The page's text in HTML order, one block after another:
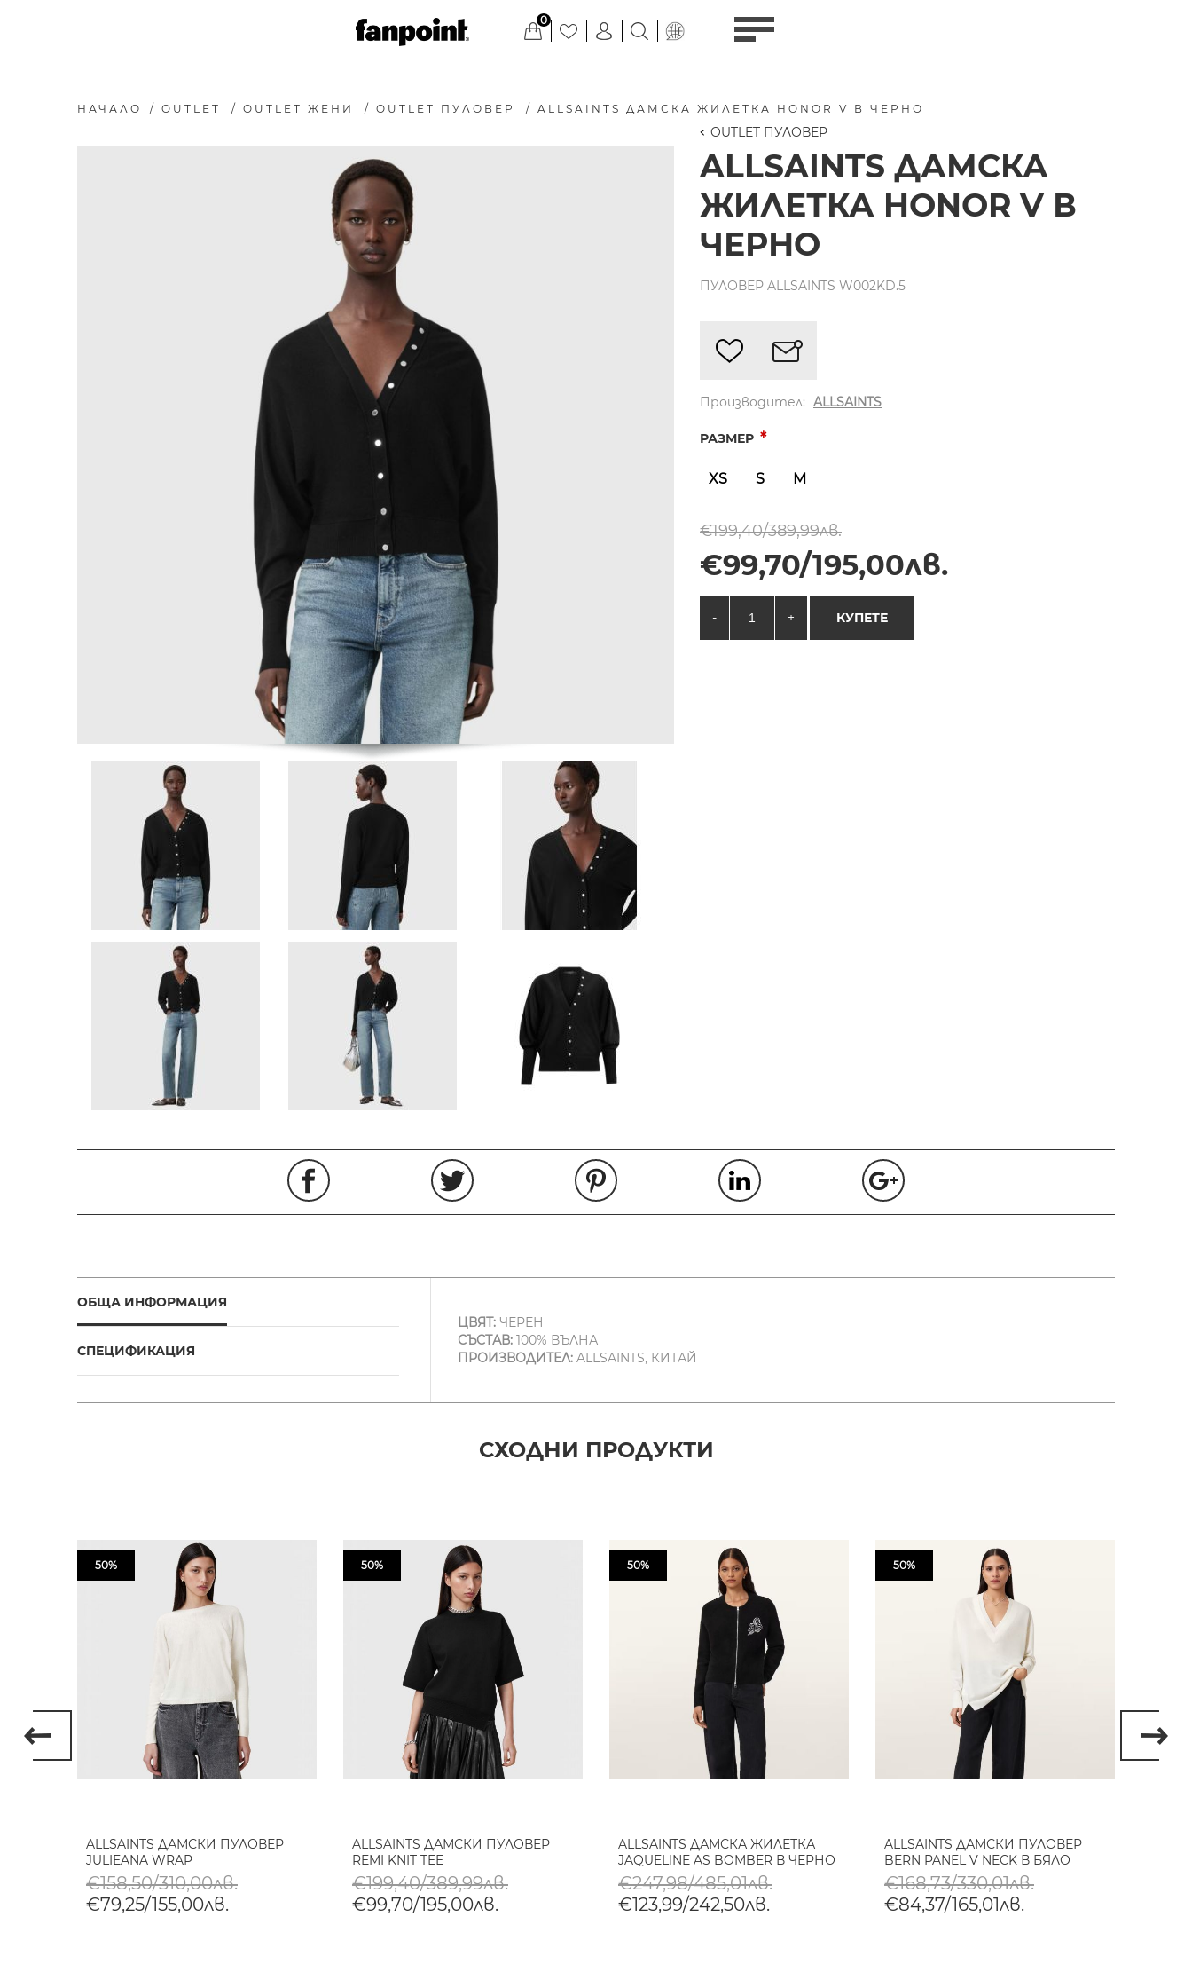
0
НАЧАЛО / OUTLET / OUTLET ЖЕНИ / OUTLET ПУЛОВЕР / ALLSAINTS ДАМСКА ЖИЛЕТКА HONOR V В ЧЕРНО
OUTLET ПУЛОВЕР
ALLSAINTS ДАМСКА
ЖИЛЕТКА HONOR V В
ЧЕРНО
ПУЛОВЕР ALLSAINTS W002KD.5
Производител: ALLSAINTS
РАЗМЕР *
XS S M
€199,40/389,99лв.
€99,70/195,00лв.
- + КУПЕТЕ
ОБЩА ИНФОРМАЦИЯ
СПЕЦИФИКАЦИЯ
ЦВЯТ:ЧЕРЕН
СЪСТАВ:100% ВЪЛНА
ПРОИЗВОДИТЕЛ:ALLSAINTS, КИТАЙ
СХОДНИ ПРОДУКТИ
50%
ALLSAINTS ДАМСКИ ПУЛОВЕР
JULIEANA WRAP
€158,50/310,00лв.
€79,25/155,00лв.
50%
ALLSAINTS ДАМСКИ ПУЛОВЕР
REMI KNIT TEE
€199,40/389,99лв.
€99,70/195,00лв.
50%
ALLSAINTS ДАМСКА ЖИЛЕТКА
JAQUELINE AS BOMBER В ЧЕРНО
€247,98/485,01лв.
€123,99/242,50лв.
50%
ALLSAINTS ДАМСКИ ПУЛОВЕР
BERN PANEL V NECK В БЯЛО
€168,73/330,01лв.
€84,37/165,01лв.